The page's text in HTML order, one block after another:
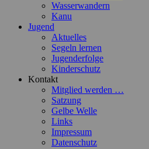
Wasserwandern
Kanu
Jugend
Aktuelles
Segeln lernen
Jugenderfolge
Kinderschutz
Kontakt
Mitglied werden …
Satzung
Gelbe Welle
Links
Impressum
Datenschutz